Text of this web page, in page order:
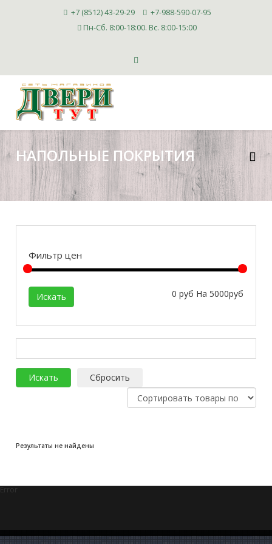
+7 (8512) 43-29-29
+7-988-590-07-95
Пн-Сб. 8:00-18:00. Вс. 8:00-15:00
НАПОЛЬНЫЕ ПОКРЫТИЯ
Фильтр цен
0 руб На 5000руб
Результаты не найдены
Error